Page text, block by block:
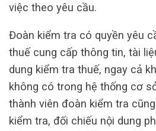
việc theo yêu cầu.
Đoàn kiểm tra có quyền yêu
thuế cung cấp thông tin, tài
dung kiểm tra thuế, ngay cả
không có trong hệ thống cơ
thành viên đoàn kiểm tra
kiểm tra, đối chiếu nội dung